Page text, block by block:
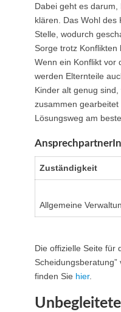
Dabei geht es
klären. Das Wohl des
Stelle, wodurch
Sorge trotz Konflikten
Wenn ein Konflikt vor
werden Elternteile
Kinder alt genug
zusammen
Lösungsweg am
Zuständigkeit
Allgemeine
Die offizielle Seite für
finden Sie hier.